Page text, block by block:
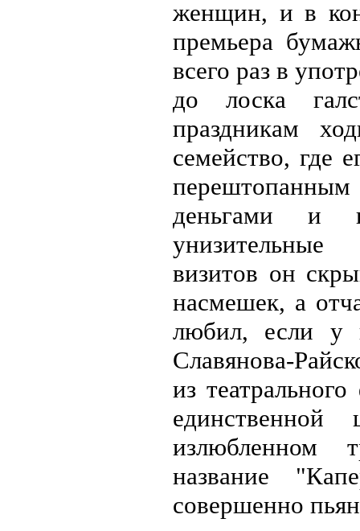
женщин, и в
премьера
всего раз в
до лоска
праздникам
семейство, где
деньгами и
визитов он
насмешек, а
любил, если у
Славянова-
из
излюбленном
название
совершенно